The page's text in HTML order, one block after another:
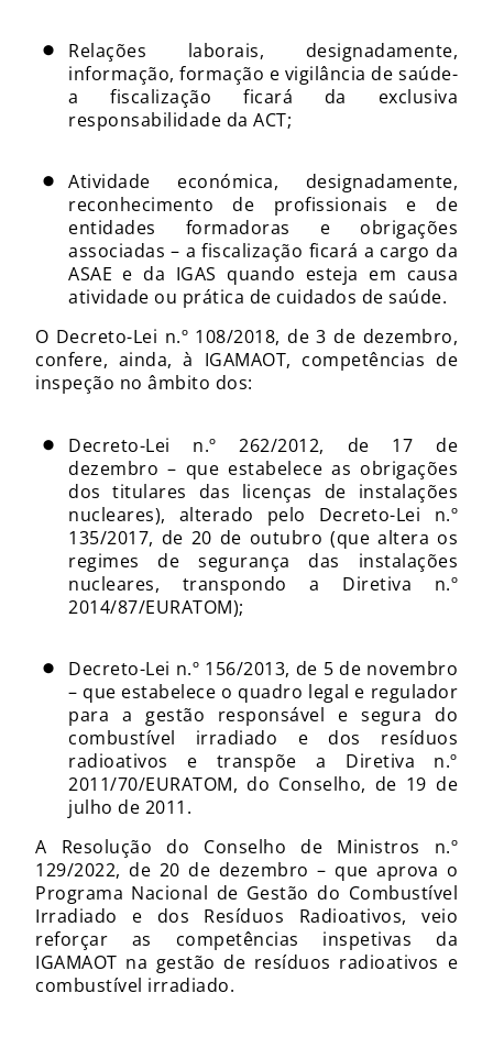
Relações laborais, designadamente,
informação, formação e vigilância de saúde-
a fiscalização ficará da exclusiva
responsabilidade da ACT;
Atividade económica, designadamente,
reconhecimento de profissionais e de
entidades formadoras e obrigações
associadas – a fiscalização ficará a cargo da
ASAE e da IGAS quando esteja em causa
atividade ou prática de cuidados de saúde.
O Decreto-Lei n.º 108/2018, de 3 de dezembro,
confere, ainda, à IGAMAOT, competências de
inspeção no âmbito dos:
Decreto-Lei n.º 262/2012, de 17 de
dezembro – que estabelece as obrigações
dos titulares das licenças de instalações
nucleares), alterado pelo Decreto-Lei n.º
135/2017, de 20 de outubro (que altera os
regimes de segurança das instalações
nucleares, transpondo a Diretiva n.º
2014/87/EURATOM);
Decreto-Lei n.º 156/2013, de 5 de novembro
– que estabelece o quadro legal e regulador
para a gestão responsável e segura do
combustível irradiado e dos resíduos
radioativos e transpõe a Diretiva n.º
2011/70/EURATOM, do Conselho, de 19 de
julho de 2011.
A Resolução do Conselho de Ministros n.º
129/2022, de 20 de dezembro – que aprova o
Programa Nacional de Gestão do Combustível
Irradiado e dos Resíduos Radioativos, veio
reforçar as competências inspetivas da
IGAMAOT na gestão de resíduos radioativos e
combustível irradiado.